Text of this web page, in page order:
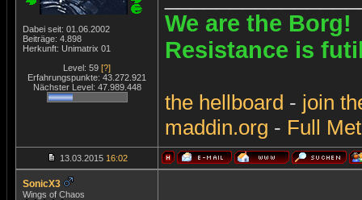
Dabei seit: 01.06.2002
Beiträge: 4.898
Herkunft: Unimatrix 01
Level: 59 [?]
Erfahrungspunkte: 43.272.921
Nächster Level: 47.989.448
We are the Borg!
Resistance is
the hellboard - join
maddin.org - Full
13.03.2015 16:02
SonicX3
Wings of Chaos